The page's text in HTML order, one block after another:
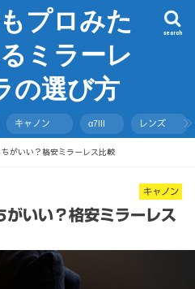
プロみた
ミラーレ
の選び方
search
キャノン α7III レンズ
がいい？格安ミラーレス比較
キャノン
いい？格安ミラーレス